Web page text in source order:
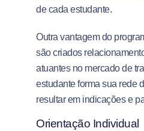
de cada estudante.
Outra vantagem do
são criados
atuantes no mercado de
estudante forma sua rede
resultar em indicações e
Orientação Individual